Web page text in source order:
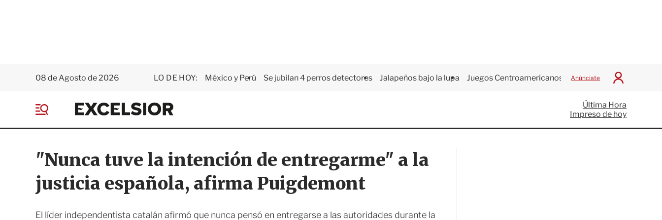
08 de Agosto de 2026 LO DE HOY: México y Perú Se jubilan 4 perros detectores Jalapeños bajo la lupa Juegos Centroamericanos Anúnciate
I
c
i
a
E
x
e
i
o
e
Última Hora
Impreso de hoy
"Nunca tuve la intención de entregarme" a la
justicia española, afirma Puigdemont
El líder independentista catalán afirmó que nunca pensó en entregarse a las autoridades durante la